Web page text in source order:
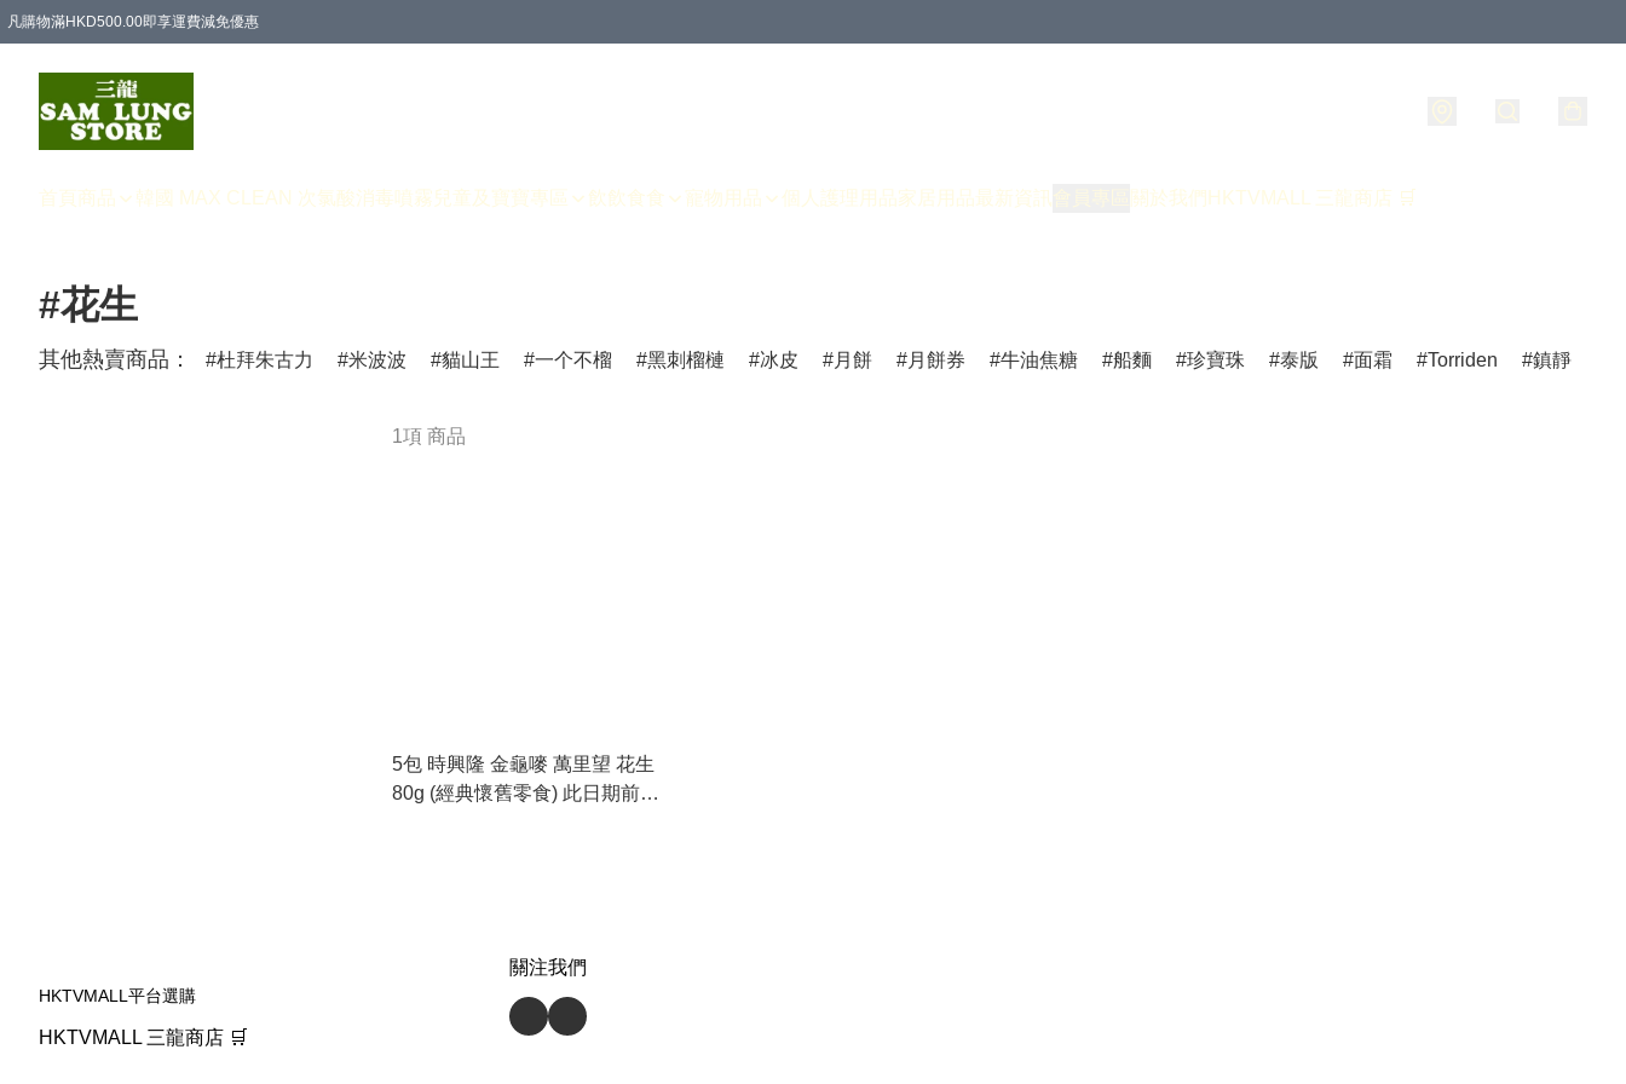
凡購物滿HKD500.00即享運費減免優惠
首頁 商品 韓國 MAX CLEAN 次氯酸消毒噴霧 兒童及寶寶專區 飲飲食食 寵物用品 個人護理用品家居用品 最新資訊 關於我們 HKTVMALL 三龍商店 🛒
#花生
其他熱賣商品： 杜拜朱古力 米波波 貓山王 一个不榴 黑刺榴槤 冰皮 月餅 月餅券 牛油焦糖 船麵 珍寶珠 泰版 面霜 Torriden 鎮靜
1項 商品
5包 時興隆 金龜嘜 萬里望 花生
80g (經典懷舊零食) 此日期前最
HKTVMALL平台選購
HKTVMALL 三龍商店 🛒
關注我們